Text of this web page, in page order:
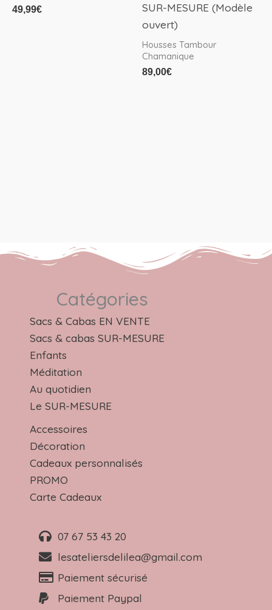
49,99€
SUR-MESURE (Modèle
ouvert)
Housses Tambour
Chamanique
89,00€
Catégories
Sacs & Cabas EN VENTE
Sacs & cabas SUR-MESURE
Enfants
Méditation
Au quotidien
Le SUR-MESURE
Accessoires
Décoration
Cadeaux personnalisés
PROMO
Carte Cadeaux
07 67 53 43 20
lesateliersdelilea@gmail.com
Paiement sécurisé
Paiement Paypal